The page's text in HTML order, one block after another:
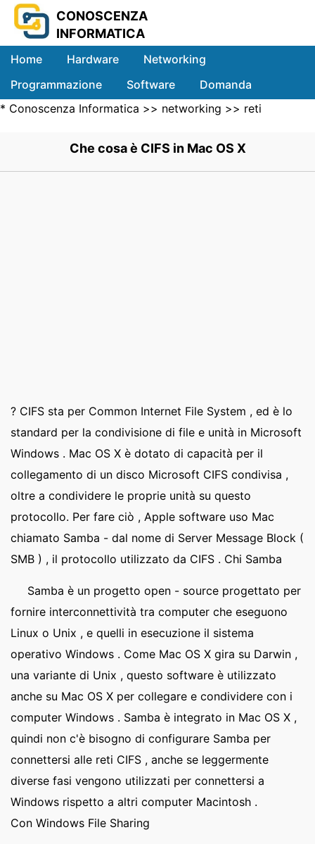
CONOSCENZA
INFORMATICA
Home Hardware
Networking
Programmazione
Software
Domanda
Sistemi
* Conoscenza Informatica >> networking >> reti
Che cosa è CIFS in Mac OS X
? CIFS sta per Common Internet File System , ed è lo
standard per la condivisione di file e unità in Microsoft
Windows . Mac OS X è dotato di capacità per il
collegamento di un disco Microsoft CIFS condivisa ,
oltre a condividere le proprie unità su questo
protocollo. Per fare ciò , Apple software uso Mac
chiamato Samba - dal nome di Server Message Block (
SMB ) , il protocollo utilizzato da CIFS . Chi Samba
Samba è un progetto open - source progettato per
fornire interconnettività tra computer che eseguono
Linux o Unix , e quelli in esecuzione il sistema
operativo Windows . Come Mac OS X gira su Darwin ,
una variante di Unix , questo software è utilizzato
anche su Mac OS X per collegare e condividere con i
computer Windows . Samba è integrato in Mac OS X ,
quindi non c'è bisogno di configurare Samba per
connettersi alle reti CIFS , anche se leggermente
diverse fasi vengono utilizzati per connettersi a
Windows rispetto a altri computer Macintosh .
Con Windows File Sharing